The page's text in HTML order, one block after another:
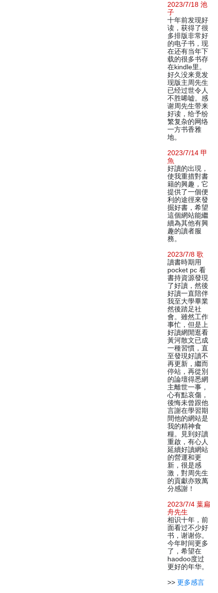
2023/7/18 池
子
十年前发现好
读，获得了很
多排版非常好
的电子书，现
在还有当年下
载的很多书存
在kindle里。
好久没来竟发
现版主周先生
已经过世令人
不胜唏嘘。感
谢周先生带来
好读，给予纷
繁复杂的网络
一方书香雅
地。
2023/7/14 甲
魚
好讀的出現，
使我重措對書
籍的興趣，它
提供了一個便
利的途徑來發
掘好書，希望
這個網站能繼
續為其他有興
趣的讀者服
務。
2023/7/8 歌
讀書時期用
pocket pc 看
書持資源發現
了好讀，然後
好讀一直陪伴
我至大學畢業
然後踏足社
會。雖然工作
事忙，但是上
好讀網閒逛看
黃河散文已成
一種習慣，直
至發現好讀不
再更新，繼而
停站，再從別
的論壇得悉網
主離世一事，
心有點哀傷，
後悔未曾跟他
言謝在學習期
間他的網站是
我的精神食
糧。見到好讀
重啟，有心人
延續好讀網站
的營運和更
新，很是感
激，對周先生
的貢獻亦致萬
分感謝！
2023/7/4 葉扁
舟先生
相识十年，前
面看过不少好
书，谢谢你。
今年时间更多
了，希望在
haodoo度过
更好的年华。
>> 更多感言